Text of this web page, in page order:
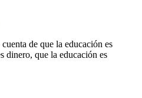
de que la educación es
dinero, que la educación es